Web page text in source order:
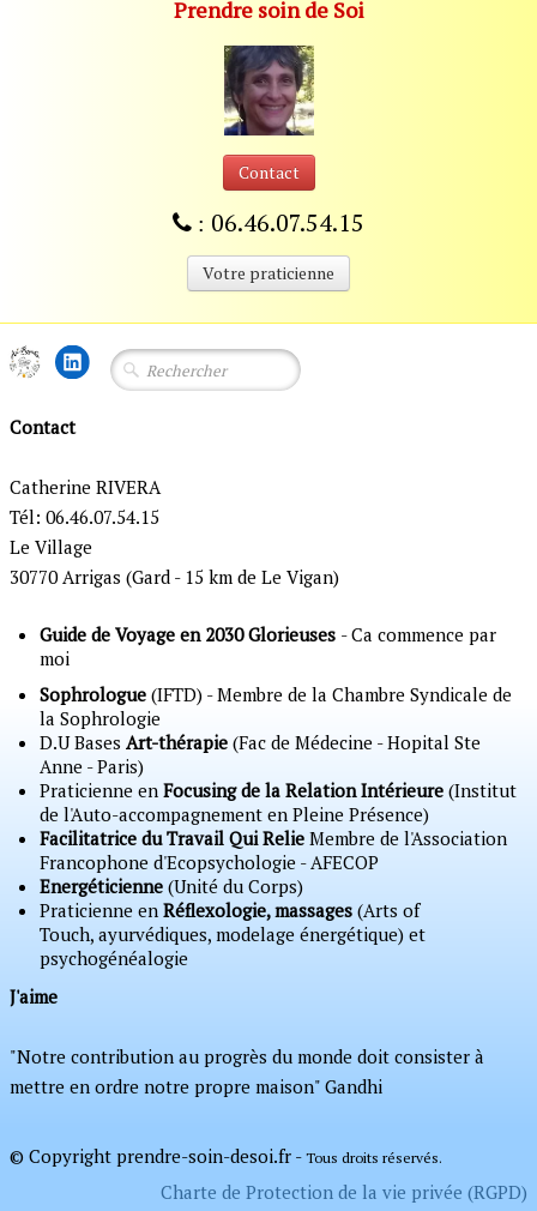
Prendre soin de Soi
Contact
: 06.46.07.54.15
Votre praticienne
Contact
Catherine RIVERA
Tél: 06.46.07.54.15
Le Village
30770 Arrigas (Gard - 15 km de Le Vigan)
Guide de Voyage en 2030 Glorieuses - Ca commence par
moi
Sophrologue (IFTD) - Membre de la Chambre Syndicale de
la Sophrologie
D.U Bases Art-thérapie (Fac de Médecine - Hopital Ste
Anne - Paris)
Praticienne en Focusing de la Relation Intérieure (Institut
de l'Auto-accompagnement en Pleine Présence)
Facilitatrice du Travail Qui Relie Membre de l'Association
Francophone d'Ecopsychologie - AFECOP
Energéticienne (Unité du Corps)
Praticienne en Réflexologie, massages (Arts of
Touch, ayurvédiques, modelage énergétique) et
psychogénéalogie
J'aime
"Notre contribution au progrès du monde doit consister à
mettre en ordre notre propre maison" Gandhi
© Copyright prendre-soin-desoi.fr - Tous droits réservés.
Charte de Protection de la vie privée (RGPD)